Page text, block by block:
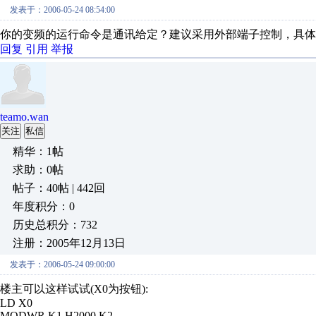
发表于：2006-05-24 08:54:00
你的变频的运行命令是通讯给定？建议采用外部端子控制，具
回复 引用 举报
teamo.wan
关注 私信
精华：1帖
求助：0帖
帖子：40帖 | 442回
年度积分：0
历史总积分：732
注册：2005年12月13日
发表于：2006-05-24 09:00:00
楼主可以这样试试(X0为按钮):
LD X0